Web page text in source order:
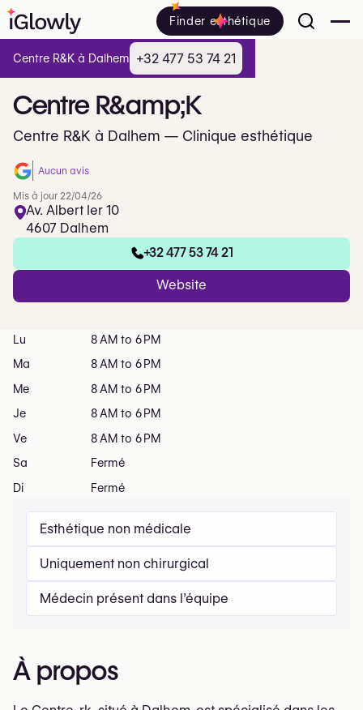
Finder esthétique
Centre R&amp;K
Centre R&K à Dalhem — Clinique esthétique
Aucun avis
Mis à jour 22/04/26
Av. Albert Ier 10
4607 Dalhem
+32 477 53 74 21
Website
Esthétique non médicale
Uniquement non chirurgical
Médecin présent dans l’équipe
À propos
Lu
8 AM to 6 PM
Ma
8 AM to 6 PM
Me
8 AM to 6 PM
Je
8 AM to 6 PM
Ve
8 AM to 6 PM
Sa
Fermé
Di
Fermé
Centre R&K à Dalhem +32 477 53 74 21